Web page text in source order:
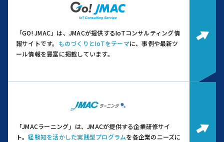
「GO! JMAC」は、JMACが提供するIoTコンサルティング情
報サイトです。 ものづくりとIoTをテーマに、事例や最新ツ
ール情報を豊富に掲載しています。
「JMACラーニング」は、JMACが提供する企業研修サイ
ト。経験知を活かした実践型プログラムを各企業のニーズに